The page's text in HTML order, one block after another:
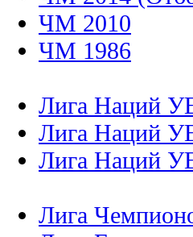
ЧМ 2010
ЧМ 1986
Лига Наций
Лига Наций
Лига Наций
Лига